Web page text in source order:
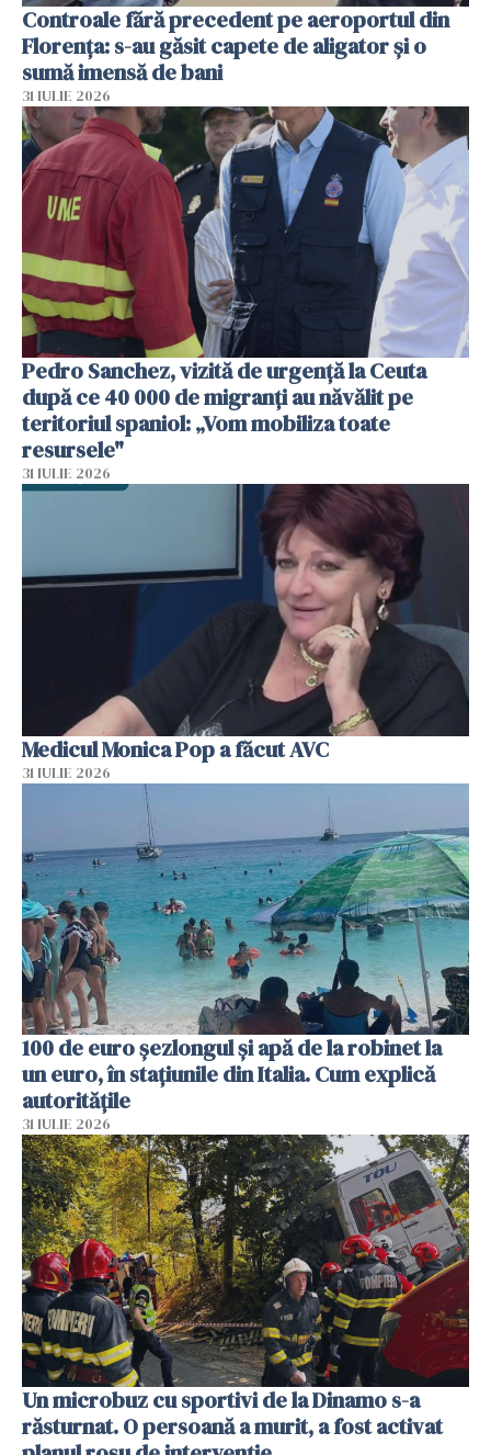
Controale fără precedent pe aeroportul din
Florența: s-au găsit capete de aligator și o
sumă imensă de bani
31 IULIE 2026
Pedro Sanchez, vizită de urgență la Ceuta
după ce 40 000 de migranți au năvălit pe
teritoriul spaniol: „Vom mobiliza toate
resursele"
31 IULIE 2026
Medicul Monica Pop a făcut AVC
31 IULIE 2026
100 de euro șezlongul și apă de la robinet la
un euro, în stațiunile din Italia. Cum explică
autoritățile
31 IULIE 2026
Un microbuz cu sportivi de la Dinamo s-a
răsturnat. O persoană a murit, a fost activat